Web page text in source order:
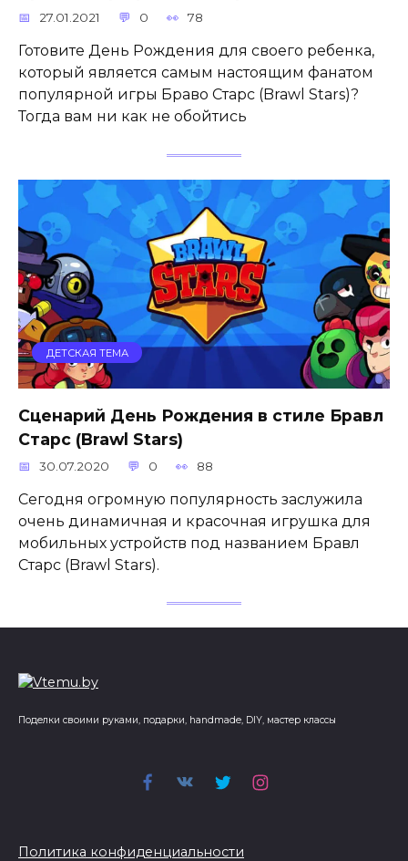
27.01.2021 0 78
Готовите День Рождения для своего ребенка,
который является самым настоящим фанатом
популярной игры Браво Старс (Brawl Stars)?
Тогда вам ни как не обойтись
ДЕТСКАЯ ТЕМА
Сценарий День Рождения в стиле Бравл
Старс (Brawl Stars)
30.07.2020 0 88
Сегодня огромную популярность заслужила
очень динамичная и красочная игрушка для
мобильных устройств под названием Бравл
Старс (Brawl Stars).
Поделки своими руками, подарки, handmade, DIY, мастер классы
Политика конфиденциальности